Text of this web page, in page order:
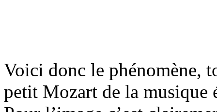
Voici donc le phénomène,
petit Mozart de la